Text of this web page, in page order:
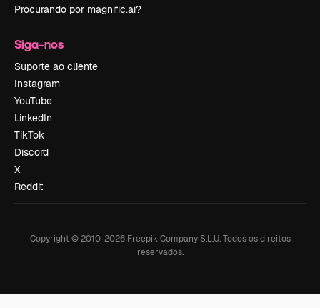
Procurando por magnific.ai?
Siga-nos
Suporte ao cliente
Instagram
YouTube
LinkedIn
TikTok
Discord
X
Reddit
Copyright © 2010-2026Freepik Company S.L.U. Todos os direitos
reservados.